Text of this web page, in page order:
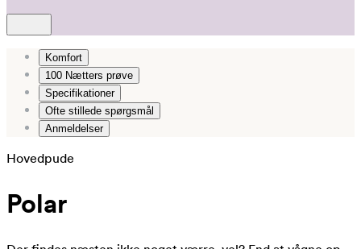
Komfort
100 Nætters prøve
Specifikationer
Ofte stillede spørgsmål
Anmeldelser
Hovedpude
Polar